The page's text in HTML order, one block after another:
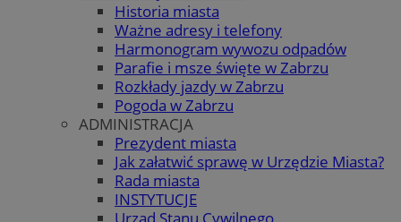
Historia miasta
Ważne adresy i telefony
Harmonogram wywozu odpadów
Parafie i msze święte w Zabrzu
Rozkłady jazdy w Zabrzu
Pogoda w Zabrzu
ADMINISTRACJA
Prezydent miasta
Jak załatwić sprawę w Urzędzie Miasta?
Rada miasta
INSTYTUCJE